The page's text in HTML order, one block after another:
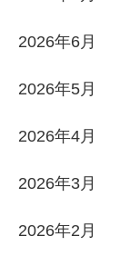
2026年6月
2026年5月
2026年4月
2026年3月
2026年2月